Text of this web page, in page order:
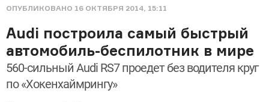
ОПУБЛИКОВАНО 16 ОКТЯБРЯ 2014, 15:11
Audi построила самый быстрый
автомобиль-беспилотник в мире
560-сильный Audi RS7 проедет без водителя круг
по «Хокенхаймрингу»